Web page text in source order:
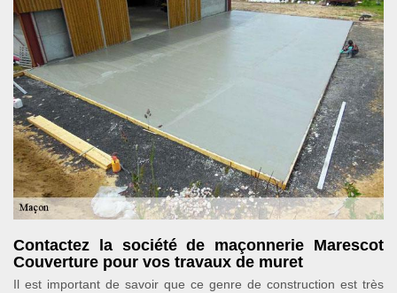
Contactez la société de maçonnerie Marescot
Couverture pour vos travaux de muret
Il est important de savoir que ce genre de construction est très